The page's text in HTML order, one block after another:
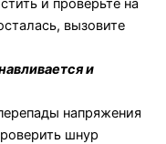
и проверьте на
вызовите
и
напряжения
шнур